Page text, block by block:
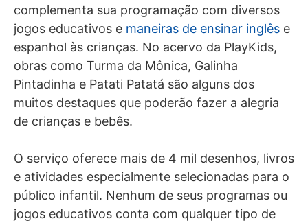
complementa sua programação com diversos
jogos educativos e maneiras de ensinar inglês e
espanhol às crianças. No acervo da PlayKids,
obras como Turma da Mônica, Galinha
Pintadinha e Patati Patatá são alguns dos
muitos destaques que poderão fazer a alegria
de crianças e bebês.
O serviço oferece mais de 4 mil desenhos, livros
e atividades especialmente selecionadas para o
público infantil. Nenhum de seus programas ou
jogos educativos conta com qualquer tipo de